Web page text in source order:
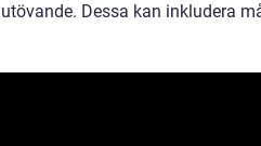
Dessa kan inkludera